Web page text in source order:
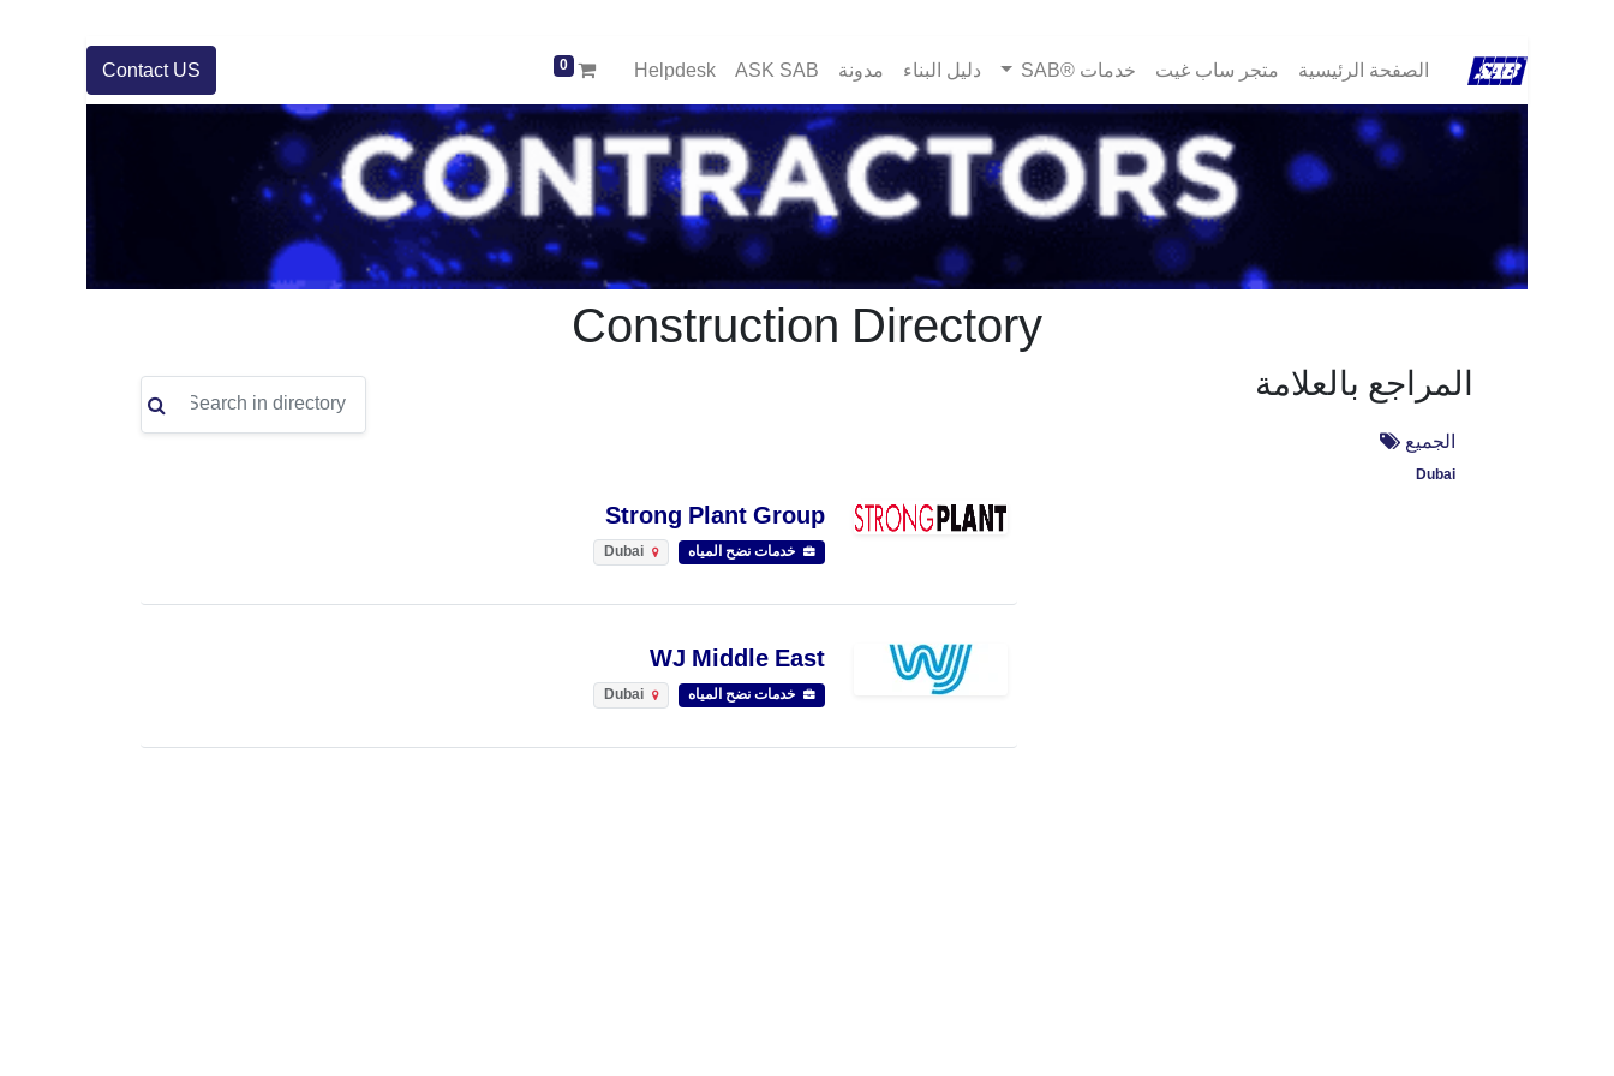
الصفحة الرئيسية متجر ساب غيت خدمات ®SAB دليل البناء مدونة ASK SAB
Helpdesk
0
Contact US
Construction Directory
المراجع بالعلامة
الجميع
Dubai
Strong Plant Group
خدمات نضح المياه
WJ Middle East
خدمات نضح المياه